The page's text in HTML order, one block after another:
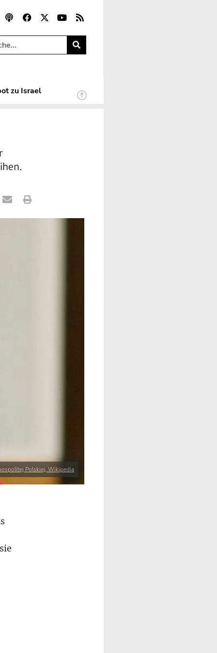
zu Israel
Polskiej, Wikipedia